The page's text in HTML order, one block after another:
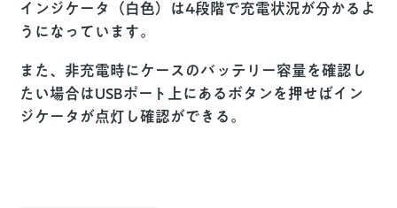
インジケータ（白色）は4段階で充電状況が分かるよ
うになっています。
また、非充電時にケースのバッテリー容量を確認し
たい場合はUSBポート上にあるボタンを押せばイン
ジケータが点灯し確認ができる。